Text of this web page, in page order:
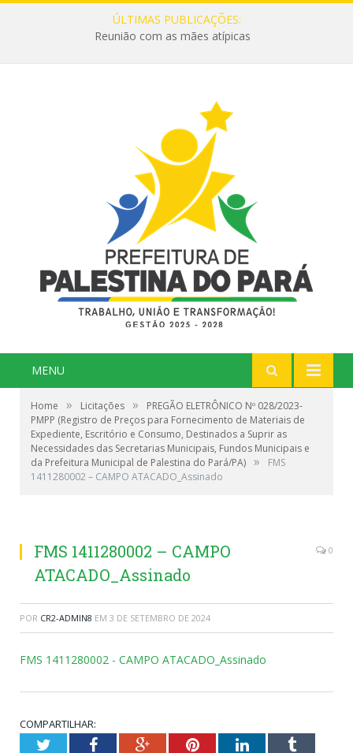
ÚLTIMAS PUBLICAÇÕES:
Reunião com as mães atípicas
MENU
Home » Licitações »
PREGÃO ELETRÔNICO Nº 028/2023-
PMPP (Registro de Preços para Fornecimento de Materiais de
Expediente, Escritório e Consumo, Destinados a Suprir as
Necessidades das Secretarias Municipais, Fundos Municipais e
da Prefeitura Municipal de Palestina do Pará/PA) »
FMS
1411280002 – CAMPO ATACADO_Assinado
FMS 1411280002 – CAMPO
ATACADO_Assinado
0
POR CR2-ADMIN8 EM 3 DE SETEMBRO DE 2024
FMS 1411280002 - CAMPO ATACADO_Assinado
COMPARTILHAR:
TwitterFacebookGoogle+PinterestLinkedInTumblr